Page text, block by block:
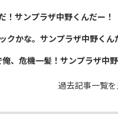
！サンプラザ中野くんだー！
クかな。サンプラザ中野くん
、危機一髪！サンプラザ中
過去記事一覧を